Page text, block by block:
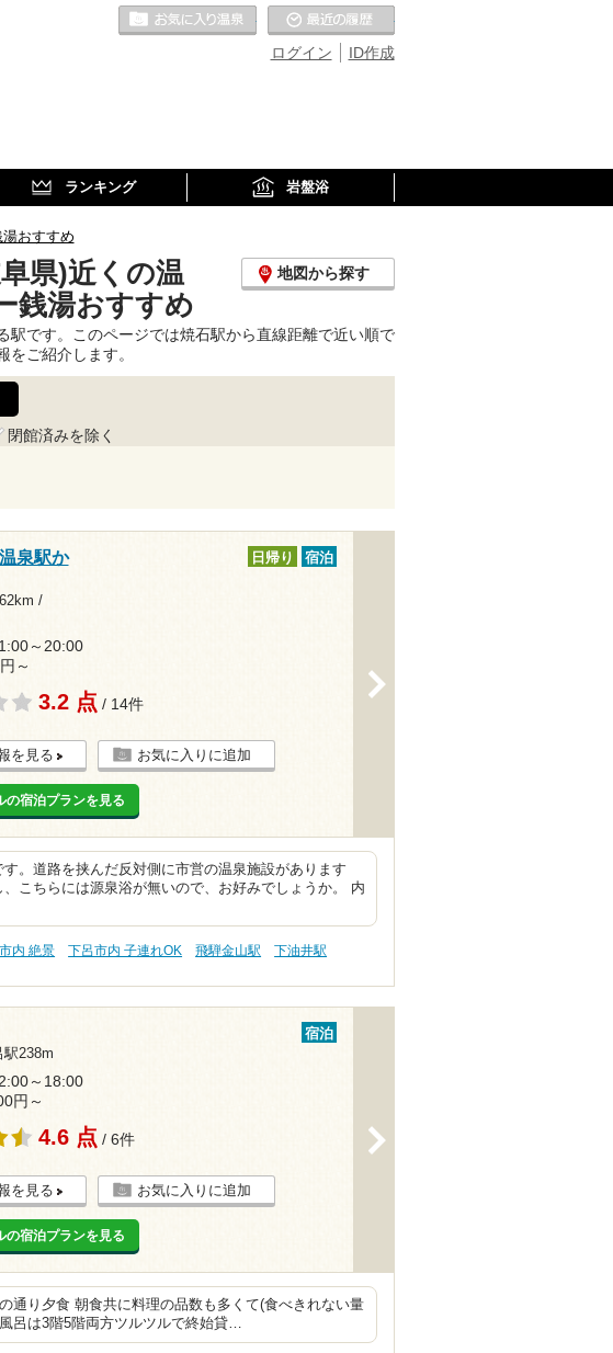
ID作成
ログイン
お気に入りの温泉
ランキング 岩盤浴
おすすめ
県)近くの温
銭湯おすすめ
地図から探す
です。このページでは焼石駅から直線距離で近い順で
ご紹介します。
閉館済みを除く
泉駅か
/
日帰り 宿泊
～20:00
～
3.2 点 / 14件
を見る お気に入りに追加
の宿泊プランを見る
。道路を挟んだ反対側に市営の温泉施設があります
こちらには源泉浴が無いので、お好みでしょうか。 内
内 絶景 下呂市内 子連れOK 飛騨金山駅
下油井駅
駅238m
宿泊
～18:00
円～
4.6 点 / 6件
を見る お気に入りに追加
の宿泊プランを見る
通り夕食 朝食共に料理の品数も多くて(食べきれない量
呂は3階5階両方ツルツルで終始貸…